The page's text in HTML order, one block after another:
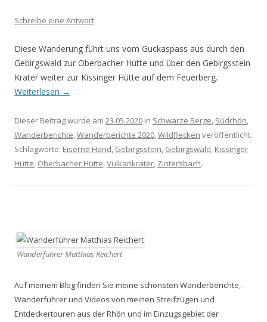
Schreibe eine Antwort
Diese Wanderung führt uns vom Guckaspass aus durch den
Gebirgswald zur Oberbacher Hütte und über den Gebirgsstein
Krater weiter zur Kissinger Hütte auf dem Feuerberg.
Weiterlesen →
Dieser Beitrag wurde am 23.05.2020 in Schwarze Berge, Südrhön,
Wanderberichte,Wanderberichte 2020,Wildflecken veröffentlicht.
Schlagworte: Eiserne Hand, Gebirgsstein, Gebirgswald, Kissinger
Hütte, Oberbacher Hütte,Vulkankrater, Zintersbach.
Wanderführer Matthias Reichert
Auf meinem Blog finden Sie meine schönsten Wanderberichte,
Wanderführer und Videos von meinen Streifzügen und
Entdeckertouren aus der Rhön und im Einzugsgebiet der